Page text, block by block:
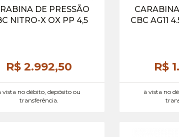
DE PRESSÃO
NITRO-X OX PP 4,5
R$ 2.992,50
vista no débito, depósito ou
transferência.
CBC AG11
R$
à vista no